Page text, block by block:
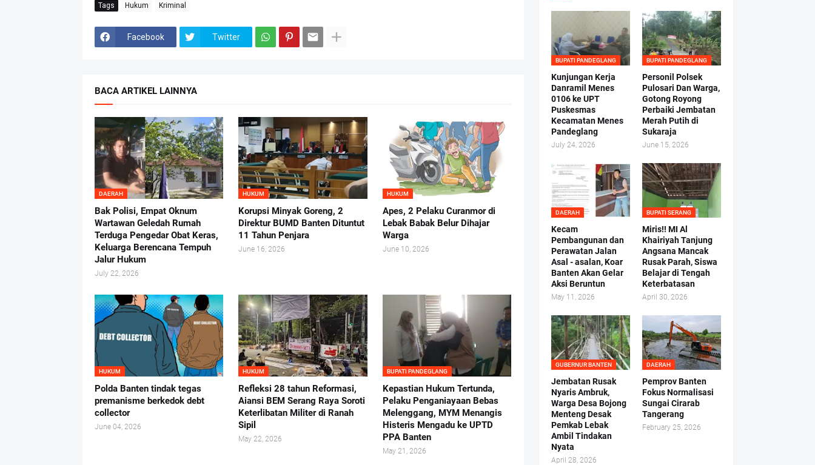
Tags Hukum Kriminal
Facebook Twitter
BACA ARTIKEL LAINNYA
DAERAH
Bak Polisi, Empat Oknum
Wartawan Geledah Rumah
Terduga Pengedar Obat Keras,
Keluarga Berencana Tempuh
Jalur Hukum
July 22, 2026
HUKUM
Korupsi Minyak Goreng, 2
Direktur BUMD Banten Dituntut
11 Tahun Penjara
June 16, 2026
HUKUM
Apes, 2 Pelaku Curanmor di
Lebak Babak Belur Dihajar
Warga
June 10, 2026
HUKUM
Polda Banten tindak tegas
premanisme berkedok debt
collector
June 04, 2026
HUKUM
Refleksi 28 tahun Reformasi,
Aiansi BEM Serang Raya Soroti
Keterlibatan Militer di Ranah
Sipil
May 22, 2026
BUPATI PANDEGLANG
Kepastian Hukum Tertunda,
Pelaku Penganiayaan Bebas
Melenggang, MYM Menangis
Histeris Mengadu ke UPTD
PPA Banten
May 21, 2026
BUPATI PANDEGLANG
Kunjungan Kerja
Danramil Menes
0106 ke UPT
Puskesmas
Kecamatan Menes
Pandeglang
July 24, 2026
BUPATI PANDEGLANG
Personil Polsek
Pulosari Dan Warga,
Gotong Royong
Perbaiki Jembatan
Merah Putih di
Sukaraja
June 15, 2026
DAERAH
Kecam
Pembangunan dan
Perawatan Jalan
Asal - asalan, Koar
Banten Akan Gelar
Aksi Beruntun
May 11, 2026
BUPATI SERANG
Miris!! MI Al
Khairiyah Tanjung
Angsana Mancak
Rusak Parah, Siswa
Belajar di Tengah
Keterbatasan
April 30, 2026
GUBERNUR BANTEN
Jembatan Rusak
Nyaris Ambruk,
Warga Desa Bojong
Menteng Desak
Pemkab Lebak
Ambil Tindakan
Nyata
April 28, 2026
DAERAH
Pemprov Banten
Fokus Normalisasi
Sungai Cirarab
Tangerang
February 25, 2026